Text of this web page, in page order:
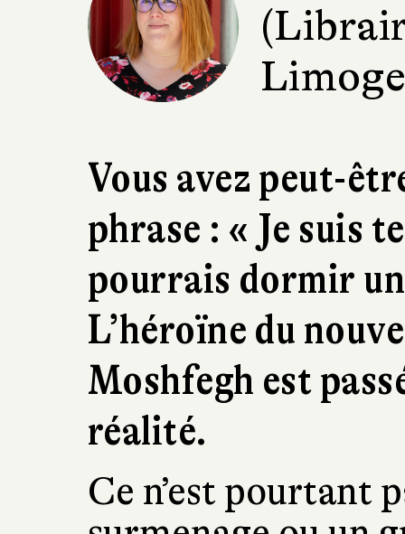
Vous avez peut-
phrase : « Je suis
pourrais dormir
L’héroïne du
Moshfegh est
réalité.
Ce n’est pourtant